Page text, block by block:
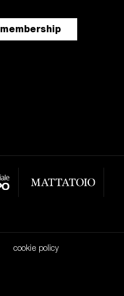
membership
cookie policy